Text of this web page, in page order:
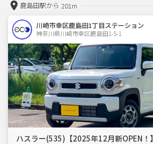
鹿島田駅から 201m
川崎市幸区鹿島田1丁目ステーション
神奈川県川崎市幸区鹿島田1-5-1
ハスラー(535)【2025年12月新OPEN！】